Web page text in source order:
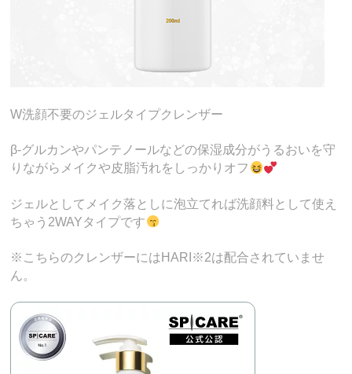
W洗顔不要のジェルタイプクレンザー
β-グルカンやパンテノールなどの保湿成分がうるおいを守
りながらメイクや皮脂汚れをしっかりオフ
ジェルとしてメイク落としに泡立てれば洗顔料として使え
ちゃう2WAYタイプです
※こちらのクレンザーにはHARI※2は配合されていませ
ん。